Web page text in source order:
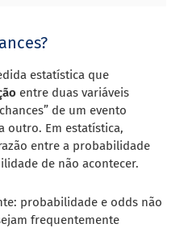
estatística que
entre duas variáveis
de um evento
outro. Em estatística,
entre a probabilidade
de não acontecer.
probabilidade e odds não
frequentemente